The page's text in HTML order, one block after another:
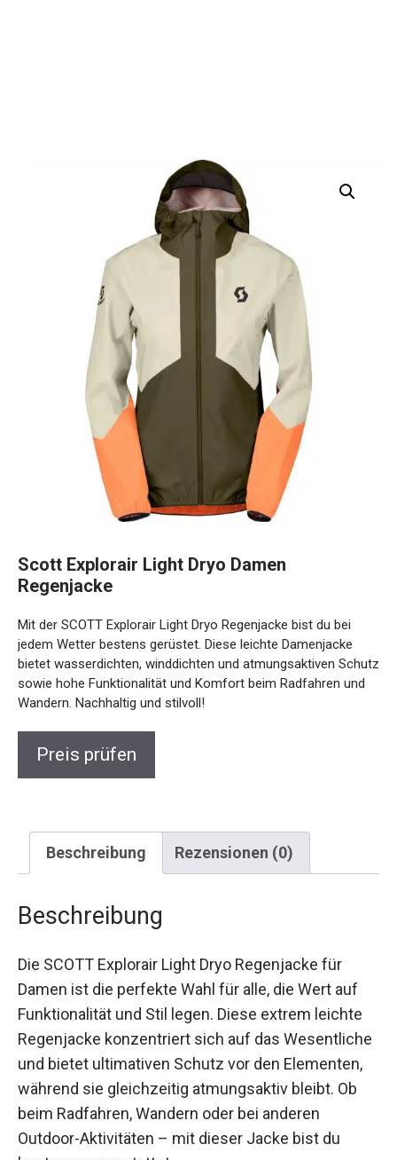
Regenjacke
jedem Wetter bestens gerüstet. Diese leichte Damenjacke
bietet wasserdichten, winddichten und atmungsaktiven
Schutz sowie hohe Funktionalität und Komfort beim
Radfahren und Wandern. Nachhaltig und stilvoll!
Beschreibung Rezensionen (0)
Beschreibung
Damen ist die perfekte Wahl für alle, die Wert auf
Funktionalität und Stil legen. Diese extrem leichte
Regenjacke konzentriert sich auf das
Wesentliche und bietet ultimativen Schutz vor
den Elementen, während sie gleichzeitig
atmungsaktiv bleibt. Ob beim Radfahren,
Wandern oder bei anderen Outdoor-Aktivitäten –
mit dieser Jacke bist du bestens ausgestattet.